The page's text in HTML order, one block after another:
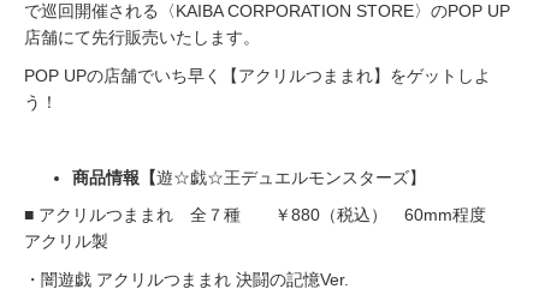
で巡回開催される〈KAIBA CORPORATION STORE〉のPOP UP
店舗にて先行販売いたします。
POP UPの店舗でいち早く【アクリルつままれ】をゲットしよ
う！
商品情報【遊☆戯☆王デュエルモンスターズ】
■ アクリルつままれ 全７種 ￥880（税込） 60mm程度
アクリル製
・闇遊戯 アクリルつままれ 決闘の記憶Ver.